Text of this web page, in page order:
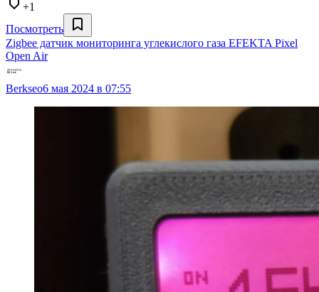
+1
Посмотреть
Zigbee датчик мониторинга углекислого газа EFEKTA Pixel
Open Air
Berkseo6 мая 2024 в 07:55